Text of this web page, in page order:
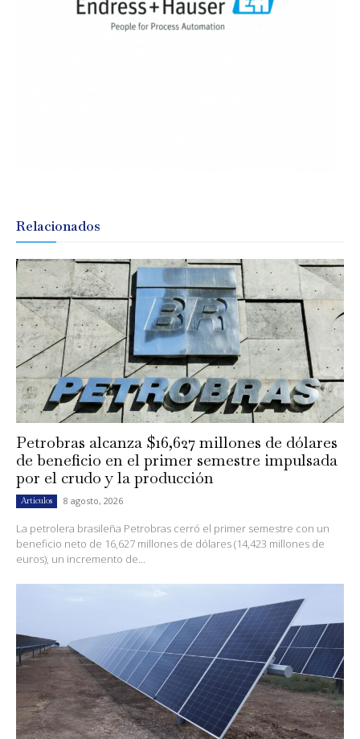
Relacionados
Petrobras alcanza $16,627 millones de dólares
de beneficio en el primer semestre impulsada
por el crudo y la producción
Artículos 8 agosto, 2026
La petrolera brasileña Petrobras cerró el primer semestre con un
beneficio neto de 16,627 millones de dólares (14,423 millones de
euros), un incremento de...